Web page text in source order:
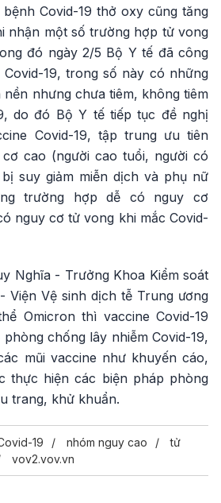
Covid-19 thở oxy cũng tăng
nhận một số trường hợp tử vong
đó ngày 2/5 Bộ Y tế đã công
19, trong số này có những
nhưng chưa tiêm, không tiêm
do đó Bộ Y tế tiếp tục đề nghị
Covid-19, tập trung ưu tiên
cao (người cao tuổi, người có
suy giảm miễn dịch và phụ nữ
trường hợp dễ có nguy cơ
nguy cơ tử vong khi mắc Covid-
Nghĩa - Trưởng Khoa Kiểm soát
Viện Vệ sinh dịch tễ Trung ương
Omicron thì vaccine Covid-19
chống lây nhiễm Covid-19,
mũi vaccine như khuyến cáo,
thực hiện các biện pháp phòng
trang, khử khuẩn.
19 nhóm nguy cao
tử
vov2.vov.vn